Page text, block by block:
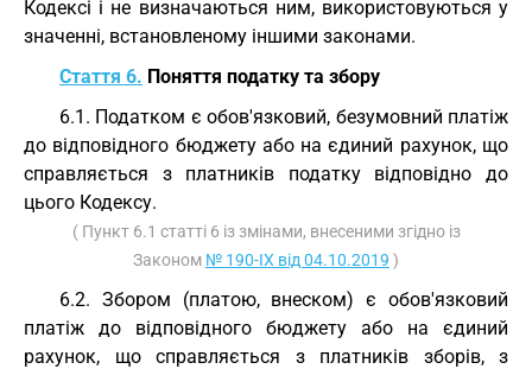
Кодексі і не визначаються ним, використовуються у
значенні, встановленому іншими законами.
Стаття 6. Поняття податку та збору
6.1. Податком є обов'язковий, безумовний платіж
до відповідного бюджету або на єдиний рахунок, що
справляється з платників податку відповідно до
цього Кодексу.
( Пункт 6.1 статті 6 із змінами, внесеними згідно із
Законом № 190-IX від 04.10.2019 )
6.2. Збором (платою, внеском) є обов'язковий
платіж до відповідного бюджету або на єдиний
рахунок, що справляється з платників зборів, з